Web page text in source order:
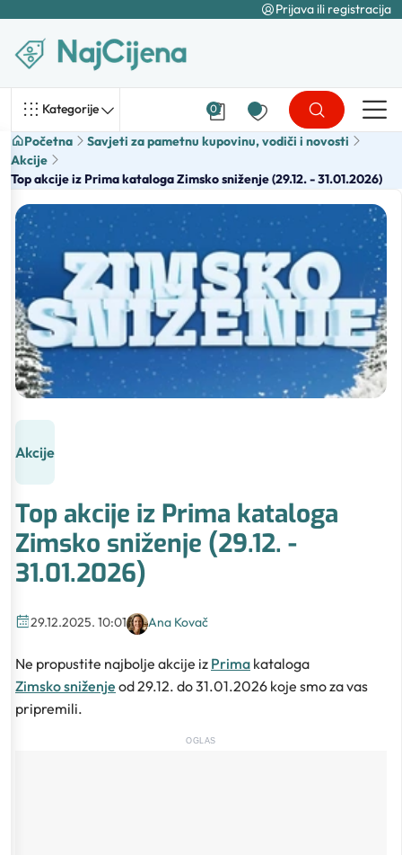
Prijava ili registracija
Kategorije 0
Početna
Savjeti za pametnu kupovinu, vodiči i novosti
Akcije
Top akcije iz Prima kataloga Zimsko sniženje (29.12. - 31.01.2026)
Akcije
Top akcije iz Prima kataloga
Zimsko sniženje (29.12. -
31.01.2026)
29.12.2025. 10:01 Ana Kovač
Ne propustite najbolje akcije iz Prima kataloga
Zimsko sniženje od 29.12. do 31.01.2026 koje smo za vas
pripremili.
OGLAS